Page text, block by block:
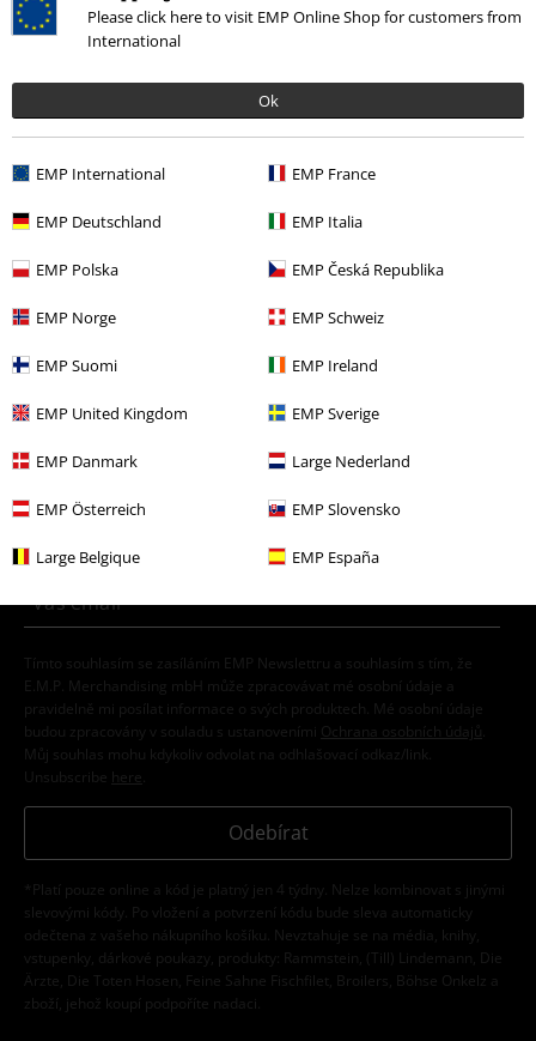
Please click here to visit EMP Online Shop for customers from
International
Ok
EMP International EMP France
EMP Deutschland EMP Italia
EMP Polska EMP Česká Republika
EMP Norge EMP Schweiz
EMP Suomi EMP Ireland
EMP United Kingdom EMP Sverige
EMP Danmark Large Nederland
EMP Österreich EMP Slovensko
Large Belgique EMP España
0 Hodnocení
Podělte se o váš názor "Ariel and Flounder".
Napsat hodnocení
E-Mail Newsletter
Získejte 20% slevový poukaz, když se přihlásíte
Tímto souhlasím se zasíláním EMP Newslettru a souhlasím s tím, že
E.M.P. Merchandising mbH může zpracovávat mé osobní údaje a
pravidelně mi posílat informace o svých produktech. Mé osobní údaje
budou zpracovány v souladu s ustanoveními
Ochrana osobních údajů
Můj souhlas mohu kdykoliv odvolat na odhlašovací odkaz/link.
Unsubscribe here
Odebírat
*Platí pouze online a kód je platný jen 4 týdny. Nelze kombinovat s jinými
slevovými kódy. Po vložení a potvrzení kódu bude sleva automaticky
odečtena z vašeho nákupního košíku. Nevztahuje se na média, knihy,
vstupenky, dárkové poukazy, produkty: Rammstein, (Till) Lindemann, Die
Ärzte, Die Toten Hosen, Feine Sahne Fischfilet, Broilers, Böhse Onkelz a
zboží, jehož koupí podpoříte nadaci.